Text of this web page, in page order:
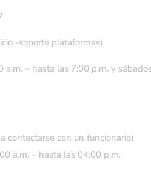
-soporte plataformas)
– hasta las 7:00 p.m. y
contactarse con un funcionario)
a.m. – hasta las 04:00 p.m.